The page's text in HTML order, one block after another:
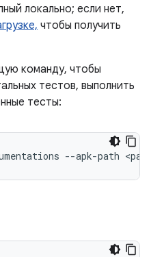
локально; если нет,
чтобы получить
команду, чтобы
тестов, выполнить
тесты:
--apk-path <